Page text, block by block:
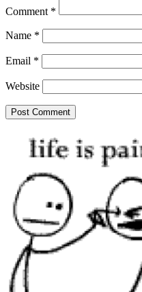
Comment *
Name *
Email *
Website